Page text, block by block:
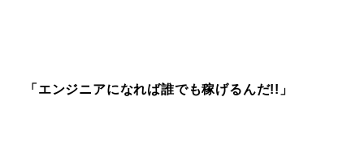
「エンジニアになれば誰でも稼げるんだ!!」